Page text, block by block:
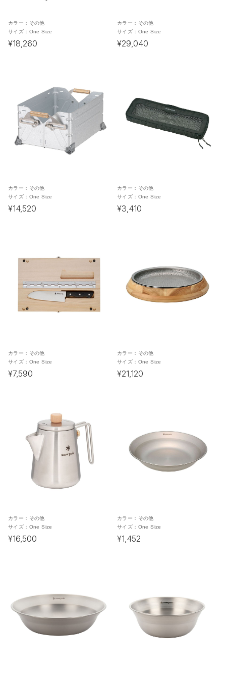
カラー： その他
サイズ： One Size
¥18,260
カラー： その他
サイズ： One Size
¥29,040
カラー： その他
サイズ： One Size
¥14,520
カラー： その他
サイズ： One Size
¥3,410
カラー： その他
サイズ： One Size
¥7,590
カラー： その他
サイズ： One Size
¥21,120
カラー： その他
サイズ： One Size
¥16,500
カラー： その他
サイズ： One Size
¥1,452